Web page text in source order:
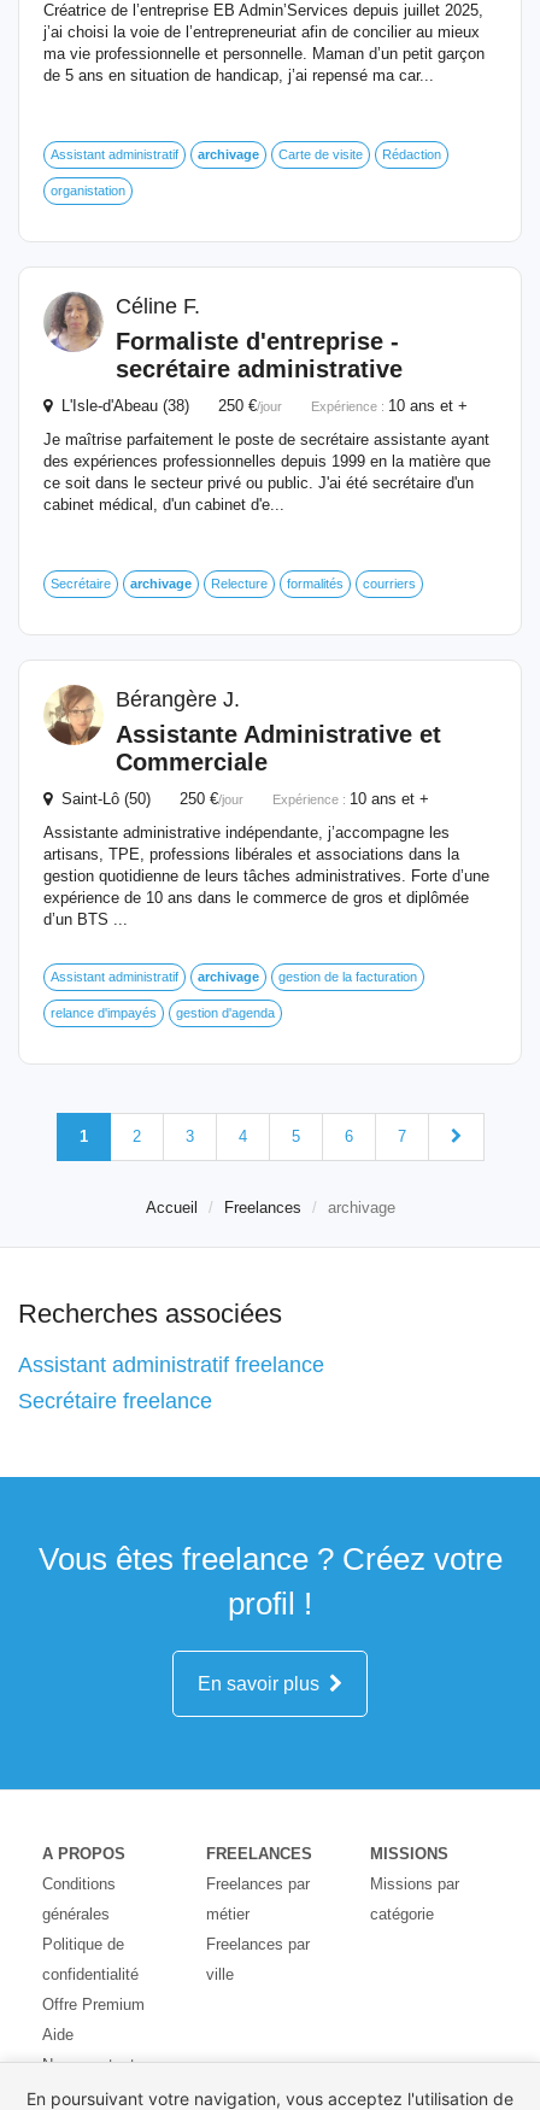
Créatrice de l’entreprise EB Admin’Services depuis juillet 2025,
j’ai choisi la voie de l’entrepreneuriat afin de concilier au mieux
ma vie professionnelle et personnelle. Maman d’un petit garçon
de 5 ans en situation de handicap, j’ai repensé ma car...
Assistant administratif archivage Carte de visite Rédaction
organistation
Céline F.
Formaliste d'entreprise -
secrétaire administrative
L'Isle-d'Abeau (38) 250 €/jour Expérience : 10 ans et +
Je maîtrise parfaitement le poste de secrétaire assistante ayant
des expériences professionnelles depuis 1999 en la matière que
ce soit dans le secteur privé ou public. J'ai été secrétaire d'un
cabinet médical, d'un cabinet d'e...
Secrétaire archivage Relecture formalités courriers
Bérangère J.
Assistante Administrative et
Commerciale
Saint-Lô (50) 250 €/jour Expérience : 10 ans et +
Assistante administrative indépendante, j’accompagne les
artisans, TPE, professions libérales et associations dans la
gestion quotidienne de leurs tâches administratives. Forte d’une
expérience de 10 ans dans le commerce de gros et diplômée
d’un BTS ...
Assistant administratif archivage gestion de la facturation
relance d'impayés gestion d'agenda
1 2 3 4 5 6 7
Accueil Freelances archivage
Recherches associées
Assistant administratif freelance
Secrétaire freelance
Vous êtes freelance ? Créez votre
profil !
En savoir plus
A PROPOS
Conditions
générales
Politique de
confidentialité
Offre Premium
Aide
Nous contacter
Avis des
FREELANCES
Freelances par
métier
Freelances par
ville
MISSIONS
Missions par
catégorie
En poursuivant votre navigation, vous acceptez l'utilisation de